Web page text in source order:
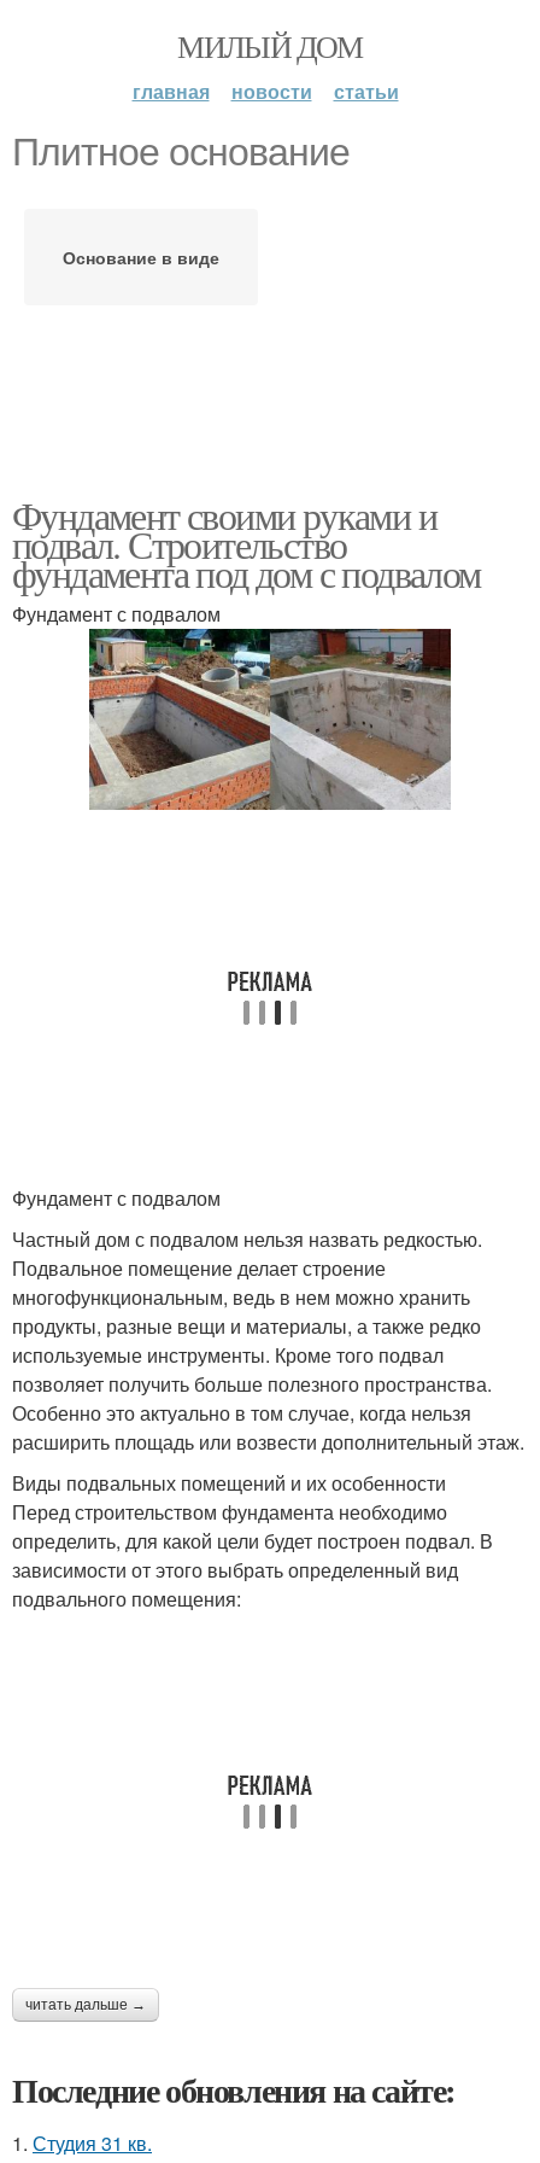
МИЛЫЙ ДОМ
главная новости статьи
Плитное основание
Основание в виде
Фундамент своими руками и
подвал. Строительство
фундамента под дом с подвалом
Фундамент с подвалом
Фундамент с подвалом
Частный дом с подвалом нельзя назвать редкостью.
Подвальное помещение делает строение
многофункциональным, ведь в нем можно хранить
продукты, разные вещи и материалы, а также редко
используемые инструменты. Кроме того подвал
позволяет получить больше полезного пространства.
Особенно это актуально в том случае, когда нельзя
расширить площадь или возвести дополнительный этаж.
Виды подвальных помещений и их особенности
Перед строительством фундамента необходимо
определить, для какой цели будет построен подвал. В
зависимости от этого выбрать определенный вид
подвального помещения:
читать дальше →
Последние обновления на сайте:
1. Студия 31 кв.